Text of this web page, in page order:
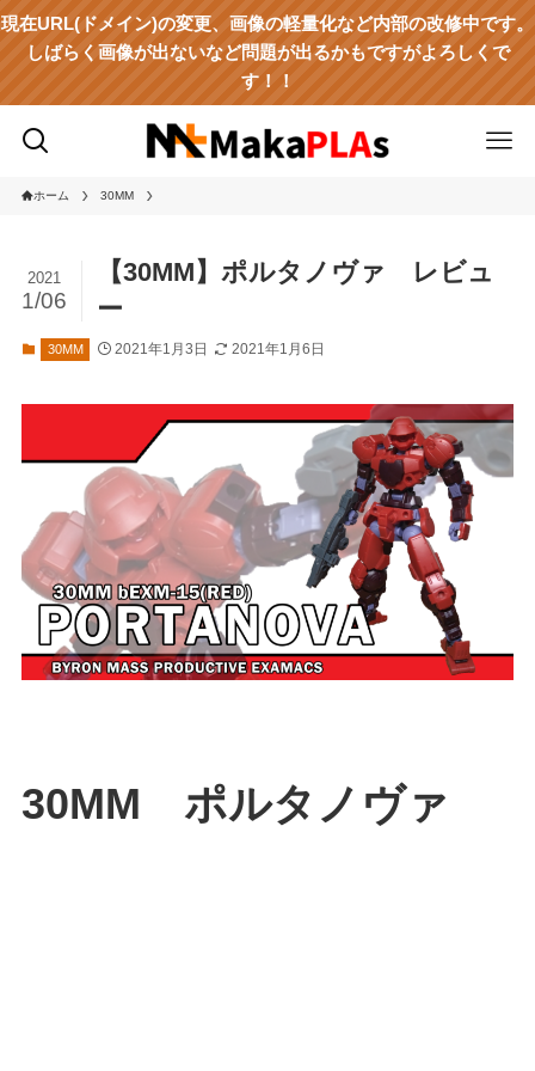
現在URL(ドメイン)の変更、画像の軽量化など内部の改修中です。
しばらく画像が出ないなど問題が出るかもですがよろしくで
す！！
ホーム 30MM
【30MM】ポルタノヴァ レビュ
ー
2021
1/06
30MM 2021年1月3日 2021年1月6日
30MM ポルタノヴァ